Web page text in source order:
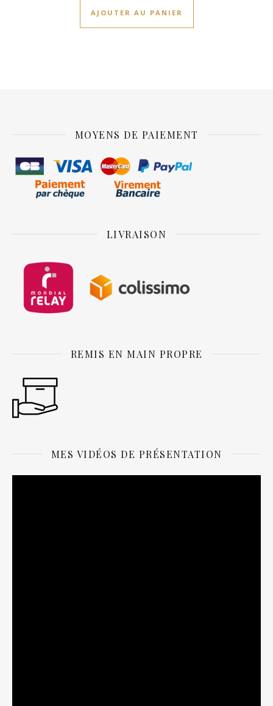
AJOUTER AU PANIER
MOYENS DE PAIEMENT
LIVRAISON
REMIS EN MAIN PROPRE
MES VIDÉOS DE PRÉSENTATION